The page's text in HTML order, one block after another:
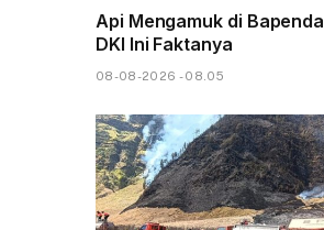
Api Mengamuk di Bapenda
DKI Ini Faktanya
08-08-2026 - 08.05